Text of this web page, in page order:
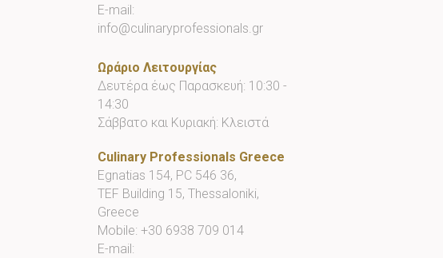
E-mail:
info@culinaryprofessionals.gr
Ωράριο Λειτουργίας
Δευτέρα έως Παρασκευή: 10:30 -
14:30
Σάββατο και Κυριακή: Κλειστά
Culinary Professionals Greece
Egnatias 154, PC 546 36,
TEF Building 15, Thessaloniki,
Greece
Mobile: +30 6938 709 014
E-mail: